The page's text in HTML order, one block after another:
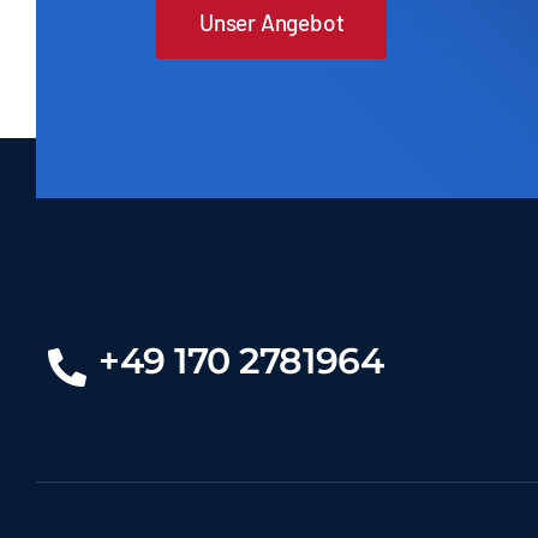
Unser Angebot
+49 170 2781964